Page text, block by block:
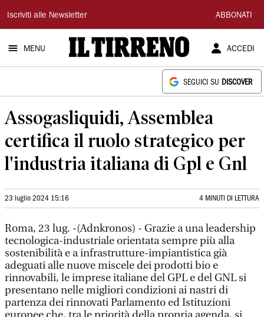
Il
Tirreno
Iscriviti alle Newsletter ABBONATI
MENU ACCEDI
SEGUICI SU DISCOVER
Assogasliquidi, Assemblea
certifica il ruolo strategico per
l'industria italiana di Gpl e Gnl
23 luglio 2024 15:16 4 MINUTI DI LETTURA
Roma, 23 lug. -(Adnkronos) - Grazie a una leadership
tecnologica-industriale orientata sempre più alla
sostenibilità e a infrastrutture-impiantistica già
adeguati alle nuove miscele dei prodotti bio e
rinnovabili, le imprese italiane del GPL e del GNL si
presentano nelle migliori condizioni ai nastri di
partenza dei rinnovati Parlamento ed Istituzioni